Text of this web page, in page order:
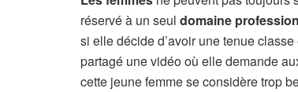
réservé à un seul domaine
si elle décide d’avoir une tenue
partagé une vidéo où elle demande
cette jeune femme se considère trop